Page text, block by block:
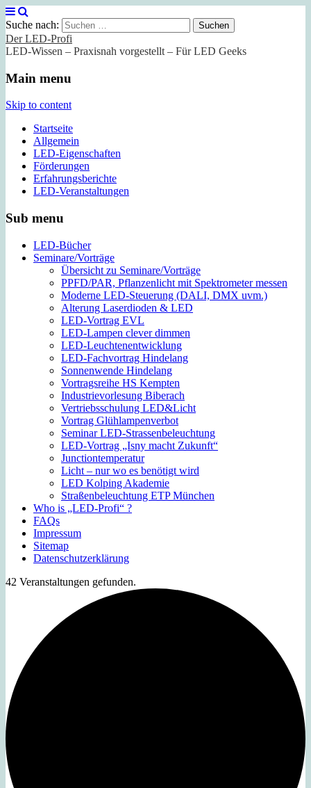
Suche nach:
Der LED-Profi
LED-Wissen – Praxisnah vorgestellt – Für LED Geeks
Main menu
Skip to content
Startseite
Allgemein
LED-Eigenschaften
Förderungen
Erfahrungsberichte
LED-Veranstaltungen
Sub menu
LED-Bücher
Seminare/Vorträge
Übersicht zu Seminare/Vorträge
PPFD/PAR, Pflanzenlicht mit Spektrometer messen
Moderne LED-Steuerung (DALI, DMX uvm.)
Alterung Laserdioden & LED
LED-Vortrag EVL
LED-Lampen clever dimmen
LED-Leuchtenentwicklung
LED-Fachvortrag Hindelang
Sonnenwende Hindelang
Vortragsreihe HS Kempten
Industrievorlesung Biberach
Vertriebsschulung LED&Licht
Vortrag Glühlampenverbot
Seminar LED-Strassenbeleuchtung
LED-Vortrag „Isny macht Zukunft“
Junctiontemperatur
Licht – nur wo es benötigt wird
LED Kolping Akademie
Straßenbeleuchtung ETP München
Who is „LED-Profi“ ?
FAQs
Impressum
Sitemap
Datenschutzerklärung
42 Veranstaltungen gefunden.